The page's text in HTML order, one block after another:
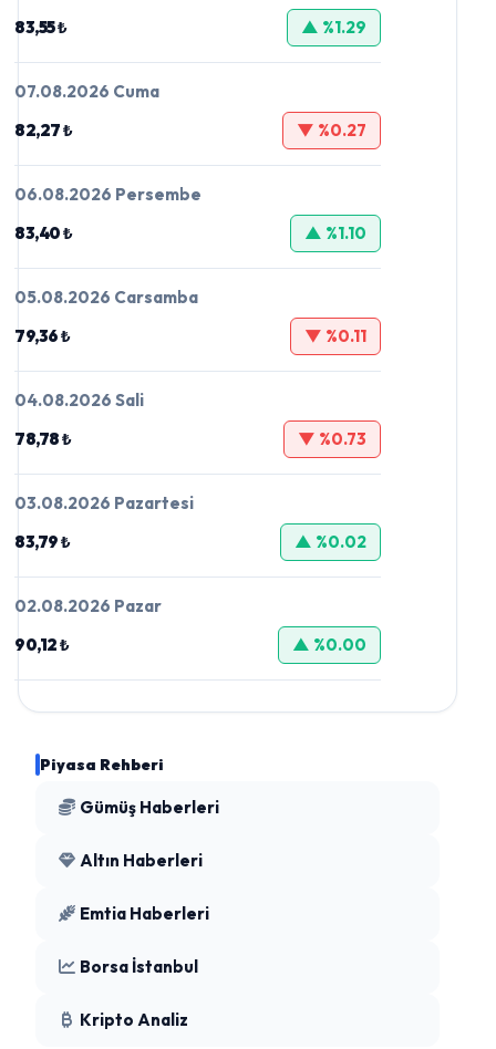
83,55 ₺
▲ %1.29
07.08.2026 Cuma
82,27 ₺
▼ %0.27
06.08.2026 Persembe
83,40 ₺
▲ %1.10
05.08.2026 Carsamba
79,36 ₺
▼ %0.11
04.08.2026 Sali
78,78 ₺
▼ %0.73
03.08.2026 Pazartesi
83,79 ₺
▲ %0.02
02.08.2026 Pazar
90,12 ₺
▲ %0.00
Piyasa Rehberi
Gümüş Haberleri
Altın Haberleri
Emtia Haberleri
Borsa İstanbul
Kripto Analiz